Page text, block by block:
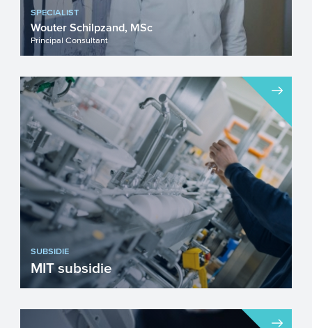
SPECIALIST
Wouter Schilpzand, MSc
Principal Consultant
SUBSIDIE
MIT subsidie
De MIT ondersteunt mkb'ers bij het